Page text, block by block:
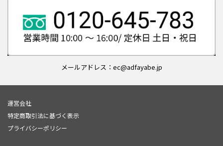
メールアドレス：ec@adfayabe.jp
運営会社
特定商取引法に基づく表示
プライバシーポリシー